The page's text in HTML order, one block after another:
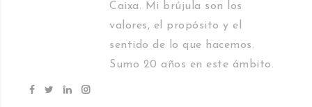
Caixa. Mi brújula son los
valores, el propósito y el
sentido de lo que hacemos.
Sumo 20 años en este ámbito.